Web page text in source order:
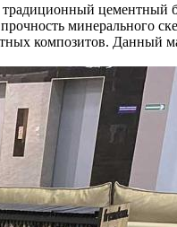
цементный
минерального
композитов. Данный